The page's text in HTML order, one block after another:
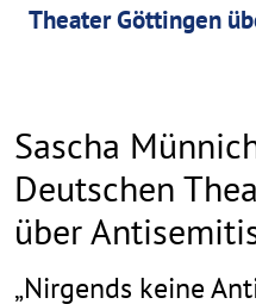
Theater Göttingen
Sascha
Deutschen
über
„Nirgends keine